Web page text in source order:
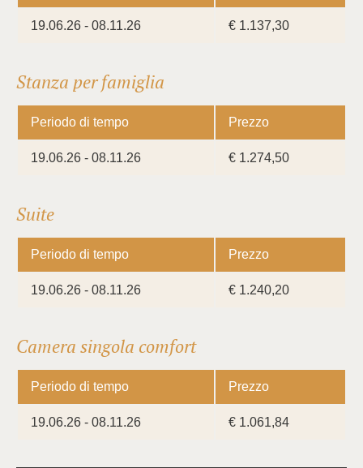
19.06.26 - 08.11.26 € 1.137,30
Stanza per famiglia
Periodo di tempo Prezzo
19.06.26 - 08.11.26 € 1.274,50
Suite
Periodo di tempo Prezzo
19.06.26 - 08.11.26 € 1.240,20
Camera singola comfort
Periodo di tempo Prezzo
19.06.26 - 08.11.26 € 1.061,84